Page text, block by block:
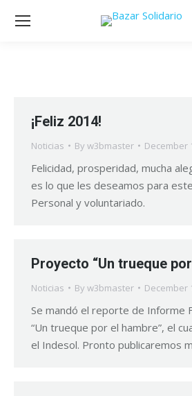
¡Feliz 2014!
Noticias By w3bmaster December
Felicidad, prosperidad, mucha
es lo que les deseamos para
Personal y voluntariado.
Proyecto “Un trueque
Noticias By w3bmaster December
Se mandó el reporte de Informe
“Un trueque por el hambre”, el
el Indesol. Pronto publicaremos